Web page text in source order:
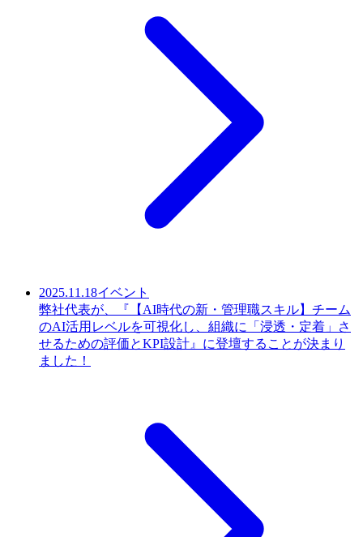
2025.11.18イベント
弊社代表が、『【AI時代の新・管理職スキル】チーム
のAI活用レベルを可視化し、組織に「浸透・定着」さ
せるための評価とKPI設計』に登壇することが決まり
ました！